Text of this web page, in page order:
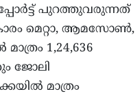
പുറത്തുവരുന്നത്
മെറ്റാ, ആമസോൺ,
1,24,636
ജോലി
മാത്രം